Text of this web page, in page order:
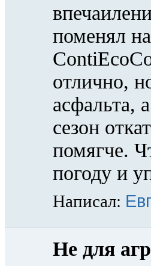
поменял
отлично,
асфальта,
сезон
помягче.
погоду и
Написал:
Не для